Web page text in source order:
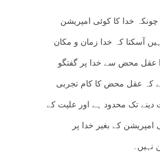
چونکہ خدا کا کوئی امپریشن
آسکتا کہ خدا زمان و مکان
عقل محض سے خدا پر گفتگو
کہ عقل محض کا کام تجربی
دینے تک محدود ہے اور علیت کے
کے بغیر خدا پر
نہیں۔